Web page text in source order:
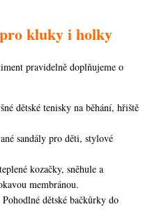
kluky i holky
pravidelně doplňujeme o
dětské tenisky na běhání, hřiště
sandály pro děti, stylové
kozačky, sněhule a
membránou.
Pohodlné dětské bačkůrky do